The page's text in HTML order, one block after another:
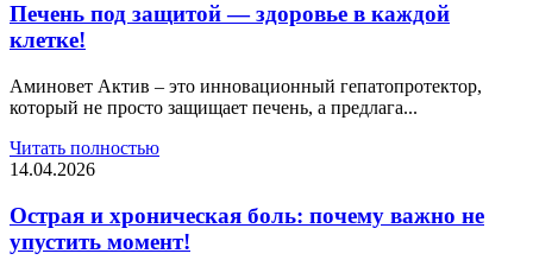
Печень под защитой — здоровье в каждой
клетке!
Аминовет Актив – это инновационный гепатопротектор,
который не просто защищает печень, а предлага...
Читать полностью
14.04.2026
Острая и хроническая боль: почему важно не
упустить момент!